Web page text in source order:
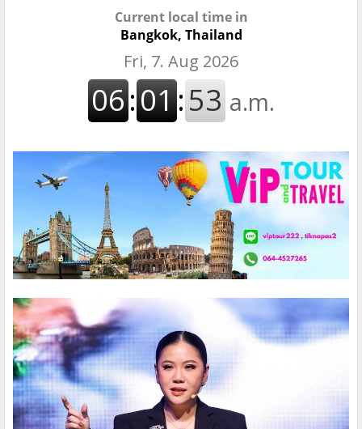
Current local time in
Bangkok, Thailand